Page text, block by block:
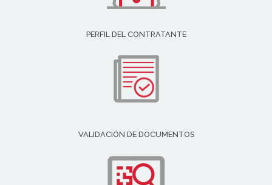
PERFIL DEL CONTRATANTE
VALIDACIÓN DE DOCUMENTOS